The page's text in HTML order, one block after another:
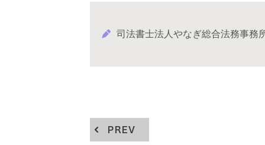
司法書士法人やなぎ総合法務事務
PREV